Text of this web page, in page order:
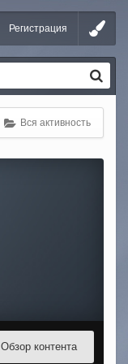
Регистрация
Вся активность
Обзор контента